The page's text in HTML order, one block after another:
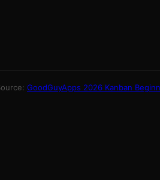
GoodGuyApps 2026 Kanban